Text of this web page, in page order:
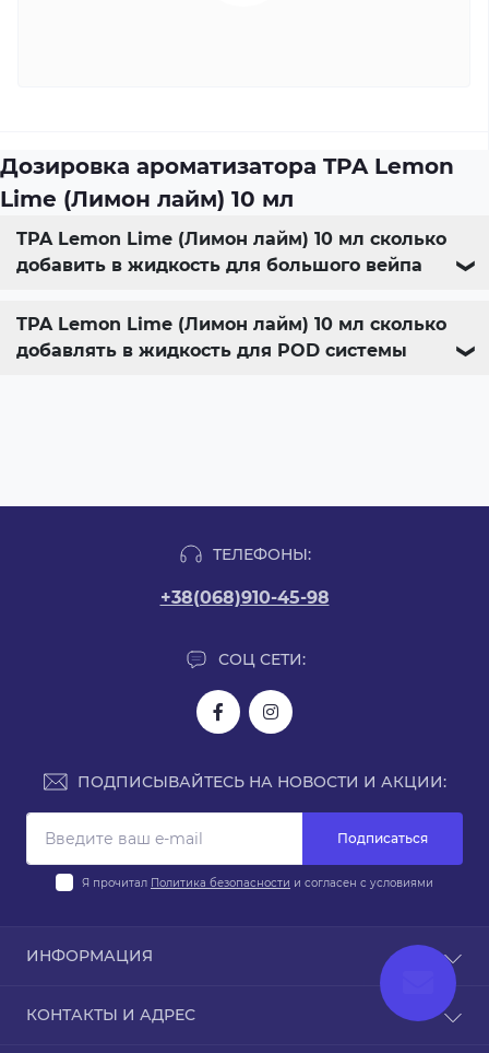
Дозировка ароматизатора TPA Lemon
Lime (Лимон лайм) 10 мл
TPA Lemon Lime (Лимон лайм) 10 мл сколько
добавить в жидкость для большого вейпа
❯
TPA Lemon Lime (Лимон лайм) 10 мл сколько
добавлять в жидкость для POD системы
❯
ТЕЛЕФОНЫ:
+38(068)910-45-98
СОЦ СЕТИ:
ПОДПИСЫВАЙТЕСЬ НА НОВОСТИ И АКЦИИ:
Подписаться
Я прочитал Политика безопасности и согласен с условиями
ИНФОРМАЦИЯ
Политика безопасности
КОНТАКТЫ И АДРЕС